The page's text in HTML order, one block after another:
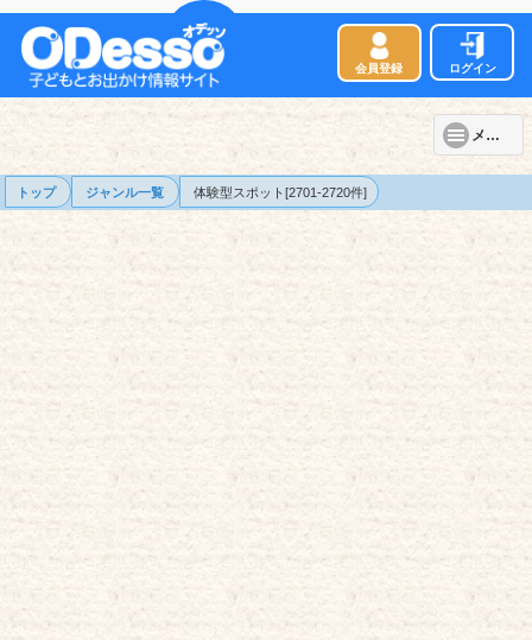
会員登録 ログイン
メニュー
トップ ジャンル一覧 体験型スポット[2701-2720件]